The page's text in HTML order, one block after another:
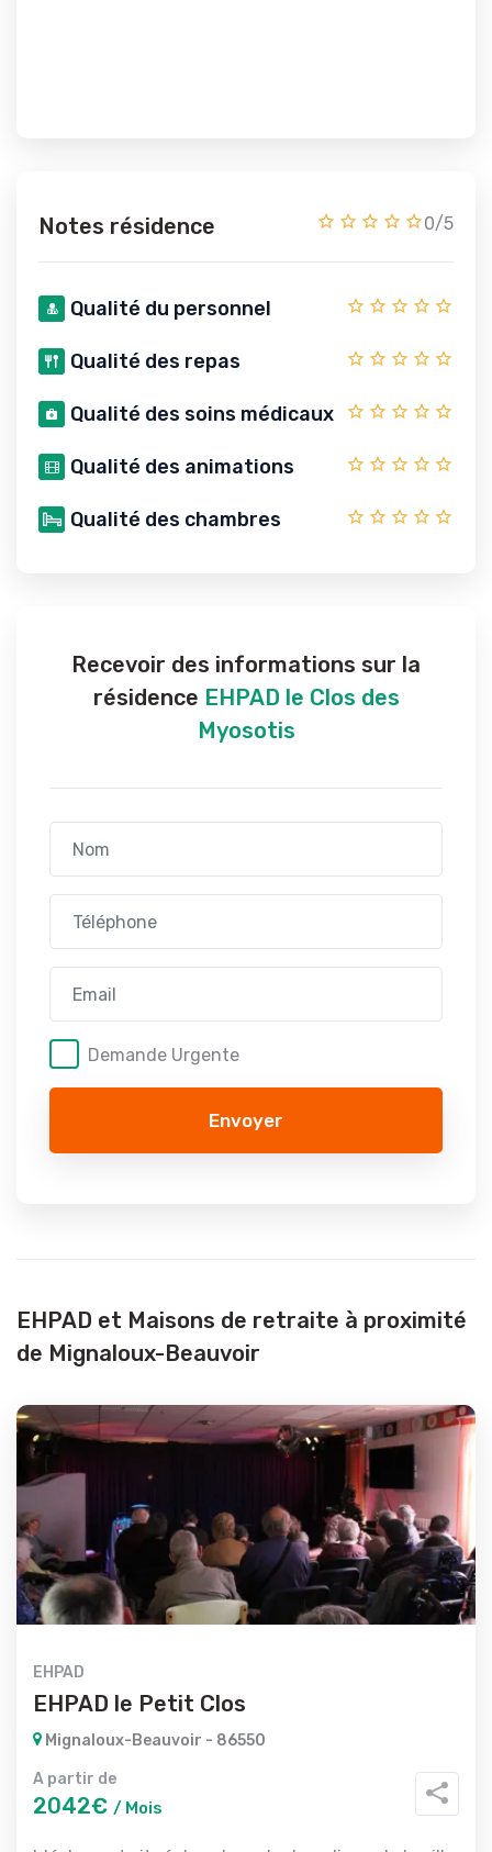
Notes résidence 0/5
Qualité du personnel
Qualité des repas
Qualité des soins médicaux
Qualité des animations
Qualité des chambres
Recevoir des informations sur la
résidence EHPAD le Clos des
Myosotis
Demande Urgente
Envoyer
EHPAD et Maisons de retraite à proximité
de Mignaloux-Beauvoir
EHPAD
EHPAD le Petit Clos
Mignaloux-Beauvoir - 86550
A partir de
2042€ / Mois